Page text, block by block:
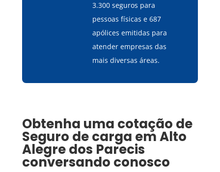
3.300 seguros para
pessoas físicas e 687
apólices emitidas para
atender empresas das
mais diversas áreas.
Obtenha uma cotação de
Seguro de carga emAlto
Alegre dos Parecis
conversando conosco